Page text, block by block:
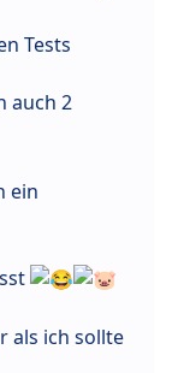
Tests
auch 2
ein
als ich sollte